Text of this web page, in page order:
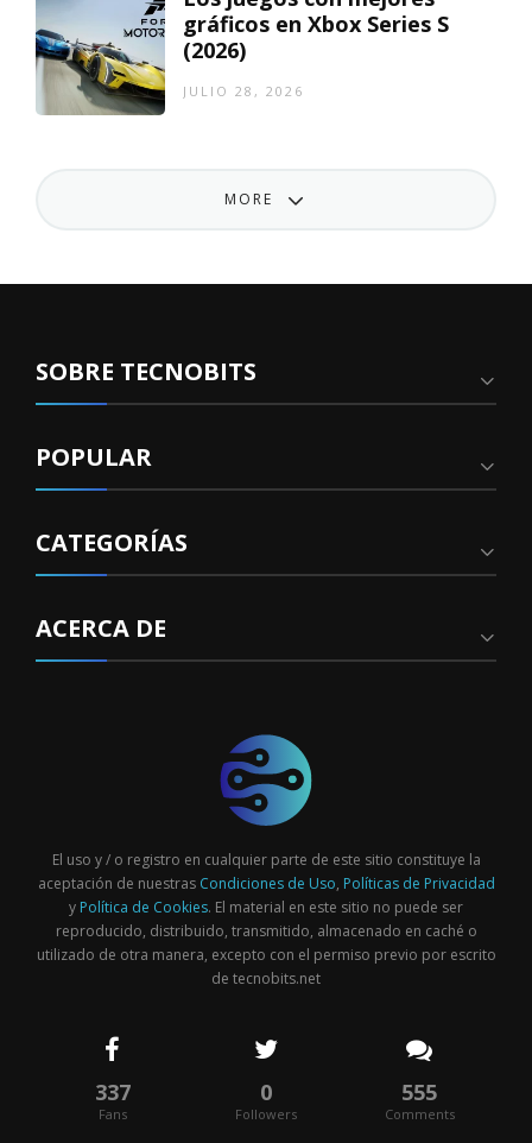
gráficos en Xbox Series S
(2026)
JULIO 28, 2026
MORE
SOBRE TECNOBITS
POPULAR
CATEGORÍAS
ACERCA DE
El uso y / o registro en cualquier parte de este sitio constituye la
aceptación de nuestras Condiciones de Uso, Políticas de Privacidad
y Política de Cookies. El material en este sitio no puede ser
reproducido, distribuido, transmitido, almacenado en caché o
utilizado de otra manera, excepto con el permiso previo por escrito
de tecnobits.net
337
Fans
0
Followers
555
Comments